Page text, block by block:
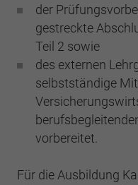
der
gestreckte
Teil 2 sowie
des externen
selbstständige
vorbereitet.
Für die Ausbildung
Zweck
Dieser
dies
Name
Anbieter BWV
Anbieter Google
Laufzeit 2 Jahre
Zweck
eine
den
Name _gid